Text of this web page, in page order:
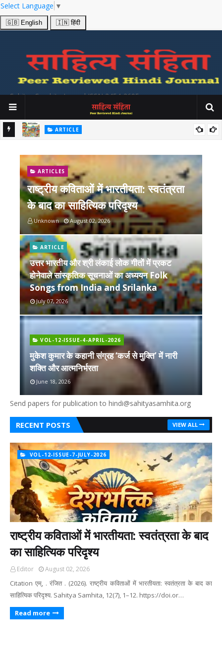
Select Language ▼
🇬🇧 English 🇮🇳 हिंदी
Sahitya Samhita Journal ISSN 2454-2695
ARTICLE
अध्ययन Folk Songs from India and Srilanka
ARTICLES
राष्ट्रीय कविताओं में भारतीयता: स्वतंत्रता
के बाद का साहित्यिक परिदृश्य
Unknown August 02, 2026
ARTICLE
उत्तर भारतीय और श्री लंकाई लोक गीतों में प्रकट
होनेवाले सांस्कृतिक सूचनाओं का अध्ययन Folk
Songs from India and Srilanka
July 07, 2026
VOL-12-ISSUE-4-APRIL-2026
मुकेश कुमार के कहानी संग्रह ‘कर्ज से मुक्ति’ में नारी
शक्ति और आत्मनिर्भरता
June 18, 2026
Send papers for publication to hindi@sahityasamhita.org
RECENT POSTS VIEW ALL
VOL-12-ISSUE-7-JULY-2026
राष्ट्रीय कविताओं में भारतीयता: स्वतंत्रता के बाद
का साहित्यिक परिदृश्य
Editor August 02, 2026
Citation एम्, . रंजित . (2026). राष्ट्रीय कविताओं में भारतीयता: स्वतंत्रता के बाद का
साहित्यिक परिदृश्य. Sahitya Samhita, 12(7), 1–12. https://doi.or…
Read more